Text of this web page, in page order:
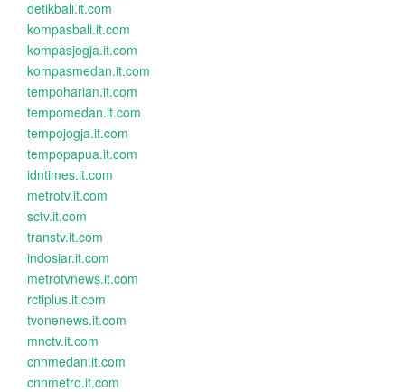
detikbali.it.com
kompasbali.it.com
kompasjogja.it.com
kompasmedan.it.com
tempoharian.it.com
tempomedan.it.com
tempojogja.it.com
tempopapua.it.com
idntimes.it.com
metrotv.it.com
sctv.it.com
transtv.it.com
indosiar.it.com
metrotvnews.it.com
rctiplus.it.com
tvonenews.it.com
mnctv.it.com
cnnmedan.it.com
cnnmetro.it.com